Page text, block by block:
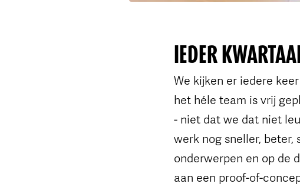
IEDER
We kijken er iedere
het héle team is vrij
- niet dat we dat niet
werk nog sneller,
onderwerpen en op de
aan een proof-of-